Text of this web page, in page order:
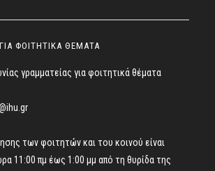
ΦΟΙΤΗΤΙΚΑ ΘΕΜΑΤΑ
γραμματείας για φοιτητικά θέματα
των φοιτητών και του κοινού είναι
11:00 πμ έως 1:00 μμ από τη θυρίδα της